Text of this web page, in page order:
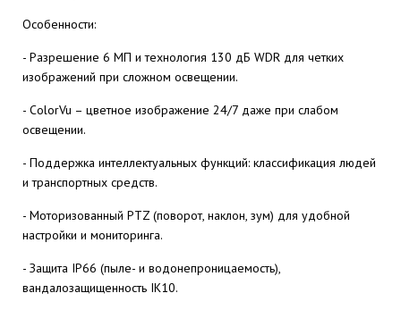
Особенности:
- Разрешение 6 МП и технология 130 дБ WDR для четких
изображений при сложном освещении.
- ColorVu – цветное изображение 24/7 даже при слабом
освещении.
- Поддержка интеллектуальных функций: классификация людей
и транспортных средств.
- Моторизованный PTZ (поворот, наклон, зум) для удобной
настройки и мониторинга.
- Защита IP66 (пыле- и водонепроницаемость),
вандалозащищенность IK10.